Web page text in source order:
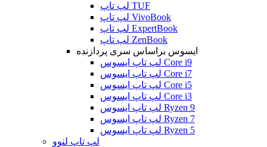
لپ تاپ TUF
لپ تاپ VivoBook
لپ تاپ ExpertBook
لپ تاپ ZenBook
ایسوس براساس سری پردازنده
لپ تاپ ایسوس Core i9
لپ تاپ ایسوس Core i7
لپ تاپ ایسوس Core i5
لپ تاپ ایسوس Core i3
لپ تاپ ایسوس Ryzen 9
لپ تاپ ایسوس Ryzen 7
لپ تاپ ایسوس Ryzen 5
لپ تاپ لنوو